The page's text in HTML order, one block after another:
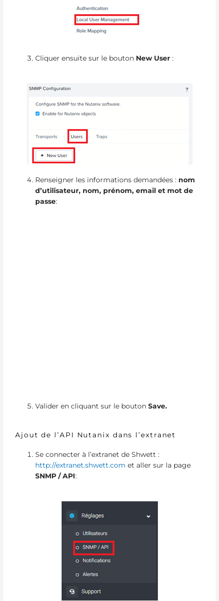
Cliquer ensuite sur le bouton New User:
Renseigner les informations demandées : nom
d’utilisateur, nom, prénom, email et mot de
passe:
Valider en cliquant sur le boutonSave.
Ajout de l’API Nutanix dans l’extranet
Se connecter à l’extranet de Shwett :
http://extranet.shwett.com et aller sur la page
SNMP / API: